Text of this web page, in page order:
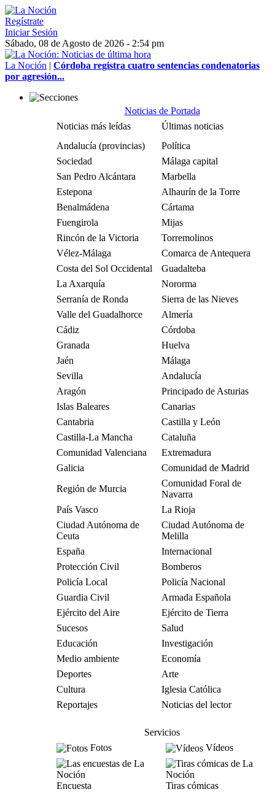
Regístrate
Iniciar Sesión
Sábado, 08 de Agosto de 2026 - 2:54 pm
La Noción | Córdoba registra cuatro sentencias condenatorias
por agresión...
Noticias de Portada
Noticias más leídas
Últimas noticias
Andalucía (provincias)
Política
Sociedad
Málaga capital
San Pedro Alcántara
Marbella
Estepona
Alhaurín de la Torre
Benalmádena
Cártama
Fuengirola
Mijas
Rincón de la Victoria
Torremolinos
Vélez-Málaga
Comarca de Antequera
Costa del Sol Occidental
Guadalteba
La Axarquía
Nororma
Serranía de Ronda
Sierra de las Nieves
Valle del Guadalhorce
Almería
Cádiz
Córdoba
Granada
Huelva
Jaén
Málaga
Sevilla
Andalucía
Aragón
Principado de Asturias
Islas Baleares
Canarias
Cantabria
Castilla y León
Castilla-La Mancha
Cataluña
Comunidad Valenciana
Extremadura
Galicia
Comunidad de Madrid
Región de Murcia
Comunidad Foral de
Navarra
País Vasco
La Rioja
Ciudad Autónoma de
Ceuta
Ciudad Autónoma de
Melilla
España
Internacional
Protección Civil
Bomberos
Policía Local
Policía Nacional
Guardia Civil
Armada Española
Ejército del Aire
Ejército de Tierra
Sucesos
Salud
Educación
Investigación
Medio ambiente
Economía
Deportes
Arte
Cultura
Iglesia Católica
Reportajes
Noticias del lector
Servicios
Fotos
Vídeos
Encuesta Tiras cómicas